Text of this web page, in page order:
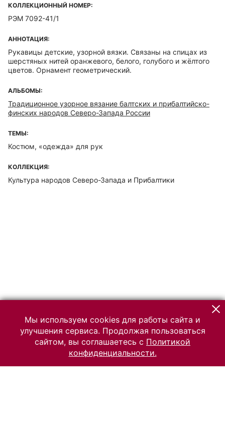
КОЛЛЕКЦИОННЫЙ НОМЕР:
РЭМ 7092-41/1
АННОТАЦИЯ:
Рукавицы детские, узорной вязки. Связаны на спицах из
шерстяных нитей оранжевого, белого, голубого и жёлтого
цветов. Орнамент геометрический.
АЛЬБОМЫ:
Традиционное узорное вязание балтских и прибалтийско-
финских народов Северо-Запада России
ТЕМЫ:
Костюм, «одежда» для рук
КОЛЛЕКЦИЯ:
Культура народов Северо-Запада и Прибалтики
Мы используем cookies для работы сайта и
улучшения сервиса. Продолжая пользоваться
сайтом, вы соглашаетесь с Политикой
конфиденциальности.